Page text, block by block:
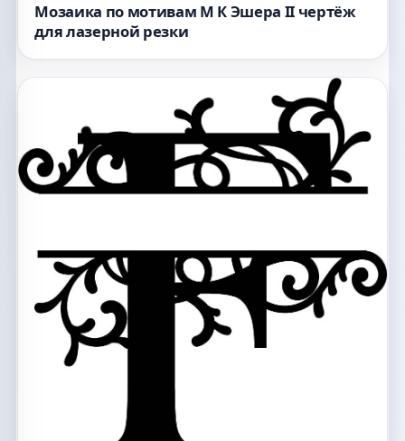
Мозаика по мотивам М К Эшера II чертёж
для лазерной резки